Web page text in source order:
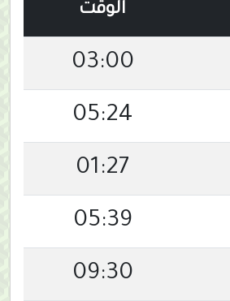
الوقت
03:00
05:24
01:27
05:39
09:30